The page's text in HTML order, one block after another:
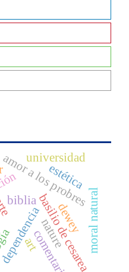
bibliabasilio de cesarea
amor a los probres
universidad
comentario
moral natural
dewey
art
estética
nature